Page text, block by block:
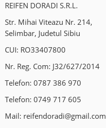
REIFEN DORADI S.R.L.
Str. Mihai Viteazu Nr. 214,
Selimbar, Judetul Sibiu
CUI: RO33407800
Nr. Reg. Com: J32/627/2014
Telefon: 0787 386 970
Telefon: 0749 717 605
Mail: reifendoradi@gmail.com